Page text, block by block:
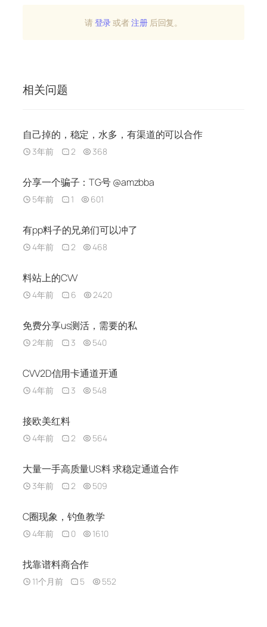
请登录或者注册后回复。
相关问题
自己掉的，稳定，水多，有渠道的可以合作
3年前 2 368
分享一个骗子：TG号 @amzbba
5年前 1 601
有pp料子的兄弟们可以冲了
4年前 2 468
料站上的CVV
4年前 6 2420
免费分享us测活，需要的私
2年前 3 540
CVV2D信用卡通道开通
4年前 3 548
接欧美红料
4年前 2 564
大量一手高质量US料 求稳定通道合作
3年前 2 509
C圈现象，钓鱼教学
4年前 0 1610
找靠谱料商合作
11个月前 5 552